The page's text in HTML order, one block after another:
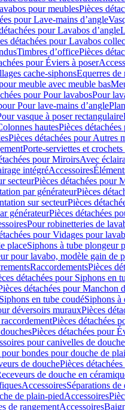
pour meublesPièces
pour Lave-mains d’angle
pour Lavabos d’angle
détachées pour Lavabos
Timbres dʼofficePièces
pour Éviers à poser
cache-siphonsEquerres de
meuble avec meuble bas
pour Pour lavabosPour
Pour lave-mains d’angle
vasque à poser rectangulaire
hautesPièces
Pièces détachées pour Autres
Porte-serviettes et
pour MiroirsAvec
intégréAccessoires
secteurPièces détachées pour
par générateurPièces
sur secteurPièces
générateurPièces détachées
Pour robinetteries de
pour Vidages pour
placeSiphons à tube plongeur
pour lavabo, modèle gain de
RaccordementsPièces
détachées pour Siphons en
détachées pour Manchon
en tube coudéSiphons à
déversoirs murauxPièces
Pièces détachées
Pièces détachées pour
pour canivelles de douche
bondes pour douche de
de douchePièces
de douche en
AccessoiresSéparations de
de plain-piedAccessoires
de rangementAccessoires